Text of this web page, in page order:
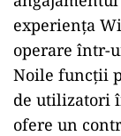
experiența
operare într-
Noile funcții
de utilizatori
ofere un